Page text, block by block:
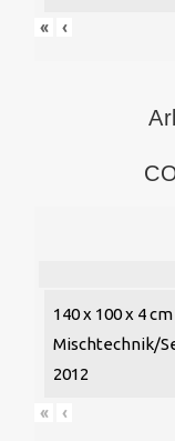
« ‹
140 x 100 x 4 cm
Mischtechnik/
2012
« ‹